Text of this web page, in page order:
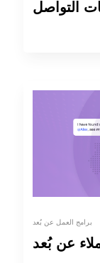
التواصل
برامج العمل عن بُعد
عن بُعد